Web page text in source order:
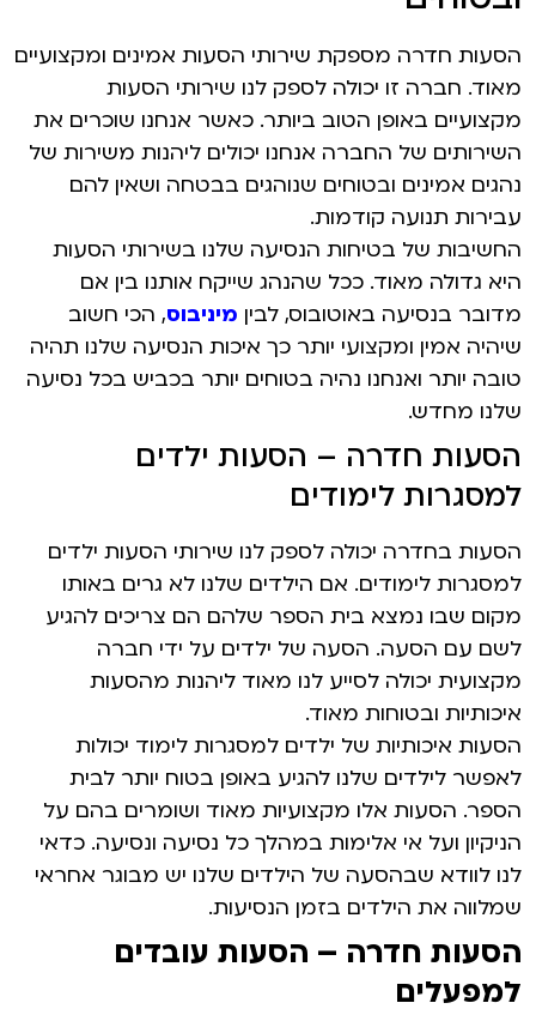
הסעות חדרה מספקת שירותי הסעות אמינים ומקצועיים
מאוד. חברה זו יכולה לספק לנו שירותי הסעות
מקצועיים באופן הטוב ביותר. כאשר אנחנו שוכרים את
השירותים של החברה אנחנו יכולים ליהנות משירות של
נהגים אמינים ובטוחים שנוהגים בבטחה ושאין להם
עבירות תנועה קודמות.
החשיבות של בטיחות הנסיעה שלנו בשירותי הסעות
היא גדולה מאוד. ככל שהנהג שייקח אותנו בין אם
מדובר בנסיעה באוטובוס, לבין מיניבוס, הכי חשוב
שיהיה אמין ומקצועי יותר כך איכות הנסיעה שלנו תהיה
טובה יותר ואנחנו נהיה בטוחים יותר בכביש בכל נסיעה
שלנו מחדש.
הסעות חדרה – הסעות ילדים
למסגרות לימודים
הסעות בחדרה יכולה לספק לנו שירותי הסעות ילדים
למסגרות לימודים. אם הילדים שלנו לא גרים באותו
מקום שבו נמצא בית הספר שלהם הם צריכים להגיע
לשם עם הסעה. הסעה של ילדים על ידי חברה
מקצועית יכולה לסייע לנו מאוד ליהנות מהסעות
איכותיות ובטוחות מאוד.
הסעות איכותיות של ילדים למסגרות לימוד יכולות
לאפשר לילדים שלנו להגיע באופן בטוח יותר לבית
הספר. הסעות אלו מקצועיות מאוד ושומרים בהם על
הניקיון ועל אי אלימות במהלך כל נסיעה ונסיעה. כדאי
לנו לוודא שבהסעה של הילדים שלנו יש מבוגר אחראי
שמלווה את הילדים בזמן הנסיעות.
הסעות חדרה – הסעות עובדים
למפעלים